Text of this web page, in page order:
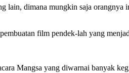
lain, dimana mungkin saja
film pendek-lah yang
Mangsa yang diwarnai banyak